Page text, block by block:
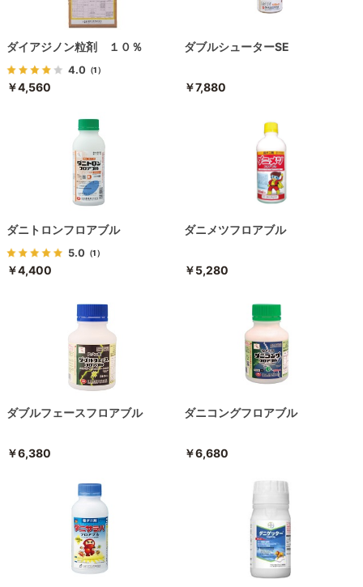
ダイアジノン粒剤 １０％
4.0 （1）
￥4,560
ダブルシューターSE
￥7,880
ダニトロンフロアブル
5.0 （1）
￥4,400
ダニメツフロアブル
￥5,280
ダブルフェースフロアブル
￥6,380
ダニコングフロアブル
￥6,680